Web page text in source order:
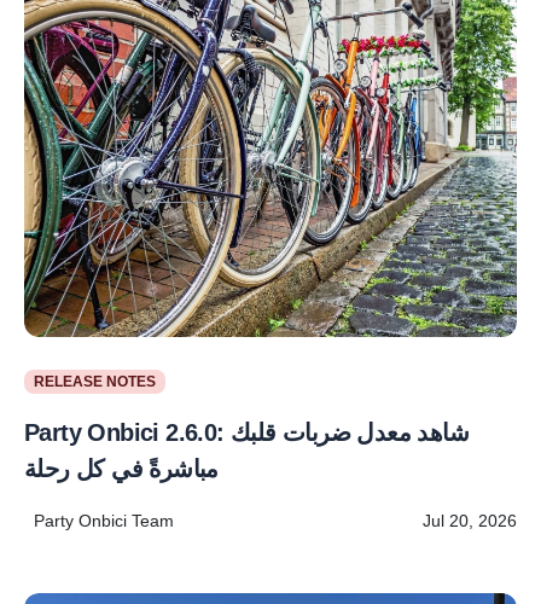
RELEASE NOTES
Party Onbici 2.6.0: شاهد معدل ضربات قلبك
مباشرةً في كل رحلة
Party Onbici Team Jul 20, 2026